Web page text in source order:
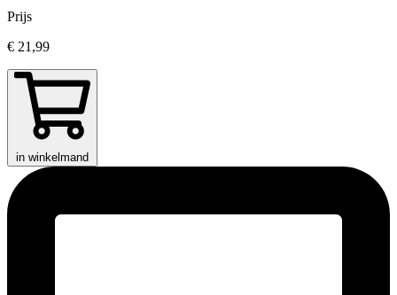
Prijs
€ 21,99
in winkelmand